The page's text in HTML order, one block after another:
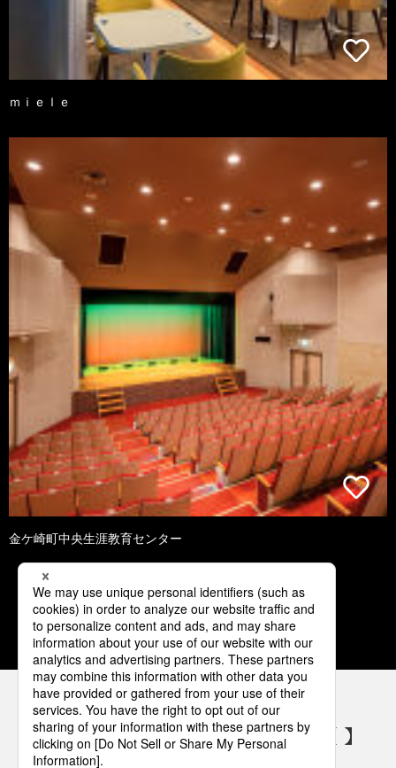
ｍｉｅｌｅ
金ケ崎町中央生涯教育センター
1 2 3 4 5
パナソニックの電気設備 SNSアカウント